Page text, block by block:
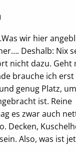
wir hier
Deshalb: Nix
nicht dazu. Geht
brauche ich
genug Platz,
ist. Reine
es zwar auch
Decken,
Also, was ist